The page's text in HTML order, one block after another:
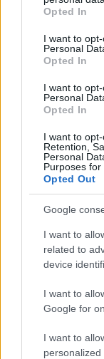
grant or deny
use your data for
consent section.
Opted In
I want to
Personal
Opted In
I want to
Personal
Opted In
I want to
Retention,
Personal
Purposes for
Opted Out
Google
I want to
related to
device
I want to
Google for
I want to
personalized
Szólj hozzá!
A
BeeTm
18 éve
Sztem
Hemilton